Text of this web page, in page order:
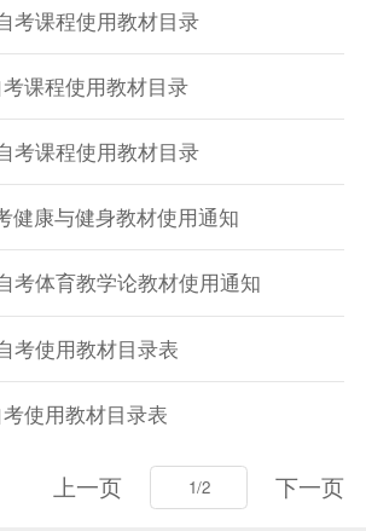
考课程使用教材目录
课程使用教材目录
考课程使用教材目录
健康与健身教材使用通知
考体育教学论教材使用通知
考使用教材目录表
使用教材目录表
上一页 下一页